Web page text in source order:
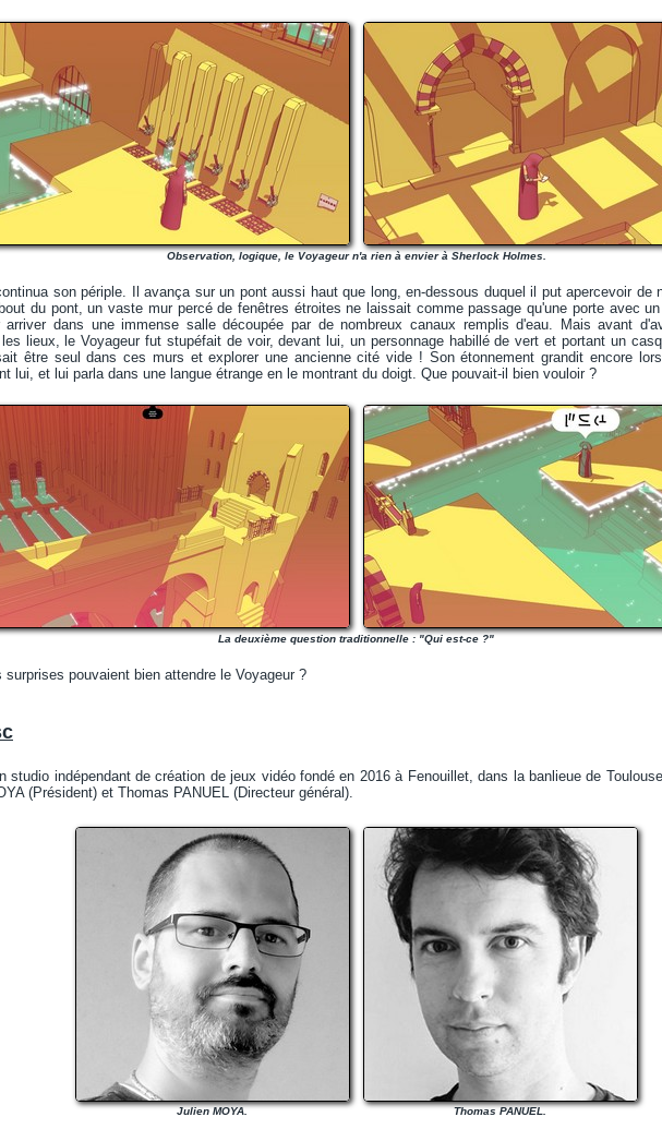
Observation, logique, le Voyageur n'a rien à envier à Sherlock Holmes.
son périple. Il avança sur un pont aussi haut que long, en-dessous duquel il put apercevoir de
du pont, un vaste mur percé de fenêtres étroites ne laissait comme passage qu'une porte avec
arriver dans une immense salle découpée par de nombreux canaux remplis d'eau. Mais avant
lieux, le Voyageur fut stupéfait de voir, devant lui, un personnage habillé de vert et portant un
être seul dans ces murs et explorer une ancienne cité vide ! Son étonnement grandit encore
lui, et lui parla dans une langue étrange en le montrant du doigt. Que pouvait-il bien vouloir ?
La deuxième question traditionnelle : "Qui est-ce ?"
surprises pouvaient bien attendre le Voyageur ?
studio indépendant de création de jeux vidéo fondé en 2016 à Fenouillet, dans la banlieue de
(Président) et Thomas PANUEL (Directeur général).
Julien MOYA. Thomas PANUEL.